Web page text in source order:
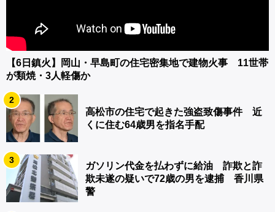
【6日鎮火】岡山・早島町の住宅密集地で建物火事 11世帯
が類焼・3人軽傷か
2
高松市の住宅で起きた強盗致傷事件 近
くに住む64歳男を指名手配
3
ガソリン代金を払わずに給油 詐欺と詐
欺未遂の疑いで72歳の男を逮捕 香川県
警